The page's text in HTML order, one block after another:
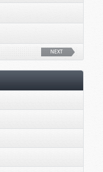
NEXT